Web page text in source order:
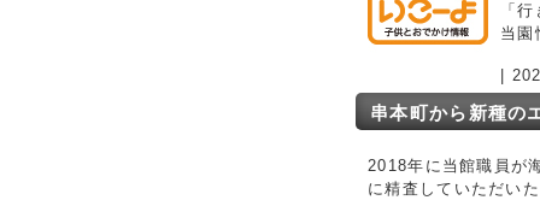
「
当園
|
串本町から新種の
2018年に当館職員が
に精査していただい